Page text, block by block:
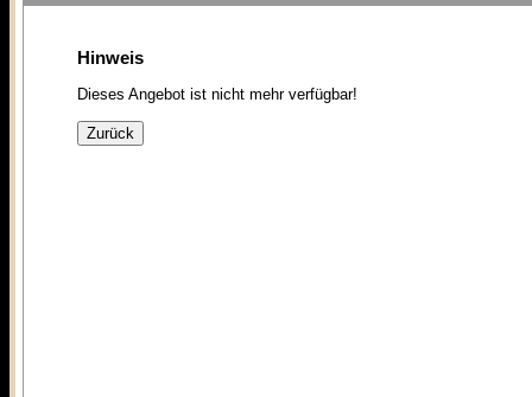
Hinweis
Dieses Angebot ist nicht mehr verfügbar!